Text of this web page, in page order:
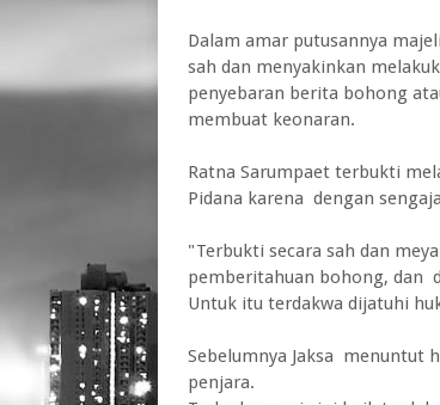
Dalam amar putusannya
sah dan menyakinkan
penyebaran berita bohong
membuat keonaran.
Ratna Sarumpaet terbukti
Pidana karena dengan
"Terbukti secara sah dan
pemberitahuan bohong, dan
Untuk itu terdakwa dijatuhi
Sebelumnya Jaksa menuntut
penjara.